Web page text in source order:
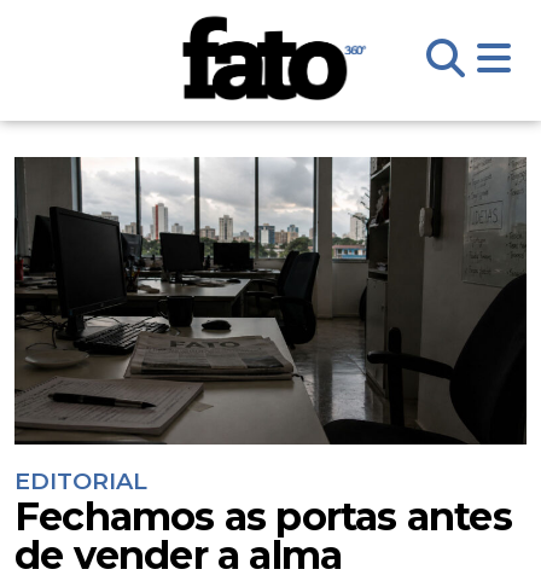
EDITORIAL
Fechamos as portas antes
de vender a alma